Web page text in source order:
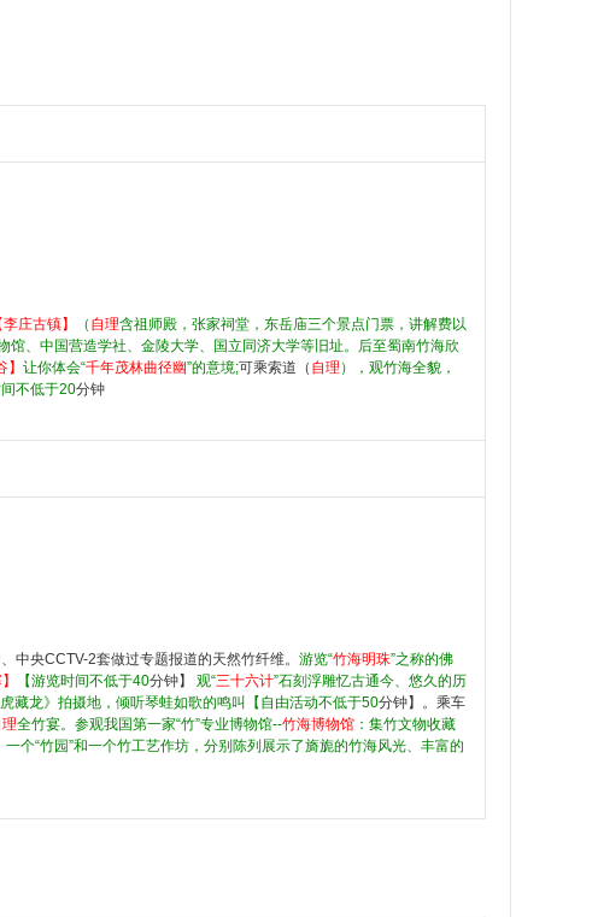
李庄古镇】 （ 自理含祖师殿，张家祠堂，东岳庙三个景点门票，讲解费以
、中国营造学社、金陵大学、国立同济大学等旧址。后至蜀南竹海欣
】 让你体会“千年茂林曲径幽”的意境;可乘索道（ 自理 ），观竹海全貌，
间不低于20分钟
中央CCTV-2套做过专题报道的天然竹纤维。 游览“竹海明珠”之称的佛
【游览时间不低于40分钟】 观“三十六计”石刻浮雕忆古通今、悠久的历
虎藏龙》拍摄地，倾听琴蛙如歌的鸣叫【自由活动不低于50分钟】。乘车
全竹宴。参观我国第一家“竹”专业博物馆--竹海博物馆 ：集竹文物收藏
个“竹园”和一个竹工艺作坊，分别陈列展示了旖旎的竹海风光、丰富的